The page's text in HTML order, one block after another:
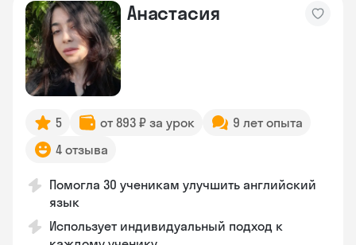
Анастасия
5 от 893 ₽ за урок
9 лет опыта
4 отзыва
Помогла 30 ученикам улучшить английский
язык
Использует индивидуальный подход к